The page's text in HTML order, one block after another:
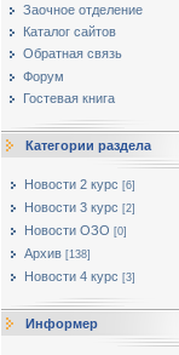
Заочное отделение
Каталог сайтов
Обратная связь
Форум
Гостевая книга
Категории раздела
Новости 2 курс [6]
Новости 3 курс [2]
Новости ОЗО [0]
Архив [138]
Новости 4 курс [3]
Информер